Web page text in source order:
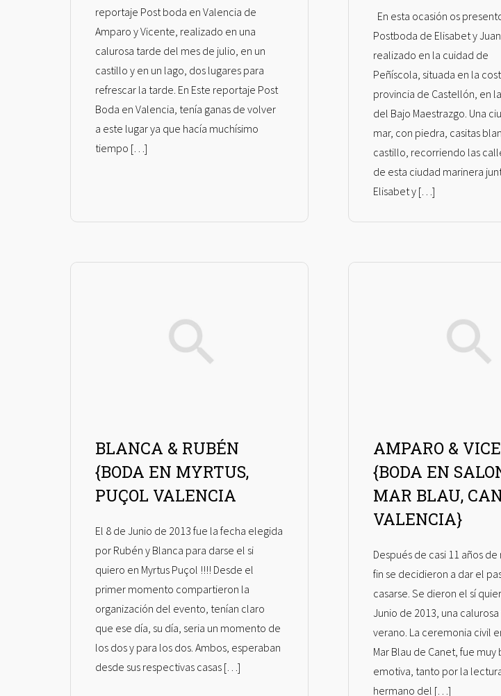
reportaje Post boda en Valencia de
Amparo y Vicente, realizado en una
calurosa tarde del mes de julio, en un
castillo y en un lago, dos lugares para
refrescar la tarde. En Este reportaje Post
Boda en Valencia, tenía ganas de volver
a este lugar ya que hacía muchísimo
tiempo […]
En esta ocasión os
Postboda de Elisabet y
realizado en la cuidad de
Peñíscola, situada en la
provincia de Castellón, en
del Bajo Maestrazgo. Una
mar, con piedra, casitas
castillo, recorriendo las
de esta ciudad marinera
Elisabet y […]
BLANCA & RUBÉN
{BODA EN MYRTUS,
PUÇOL VALENCIA
El 8 de Junio de 2013 fue la fecha elegida
por Rubén y Blanca para darse el si
quiero en Myrtus Puçol !!!! Desde el
primer momento compartieron la
organización del evento, tenían claro
que ese día, su día, seria un momento de
los dos y para los dos. Ambos, esperaban
desde sus respectivas casas […]
AMPARO &
{BODA EN
MAR BLAU,
VALENCIA}
Después de casi 11 años
fin se decidieron a dar el
casarse. Se dieron el sí
Junio de 2013, una
verano. La ceremonia civil
Mar Blau de Canet, fue muy
emotiva, tanto por la
hermano del […]